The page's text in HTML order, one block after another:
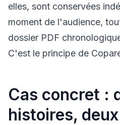
elles, sont conservées
moment de l'audience,
dossier PDF
C'est le principe de
Cas concret :
histoires,